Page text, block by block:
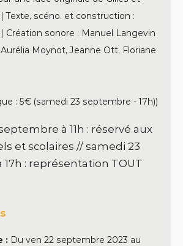
Texte, scéno. et construction :
Création sonore : Manuel Langevin
Moynot, Jeanne Ott, Floriane
: 5€ (samedi 23 septembre - 17h))
à 11h : réservé aux
et scolaires // samedi 23
: représentation TOUT
: Du ven 22 septembre 2023 au